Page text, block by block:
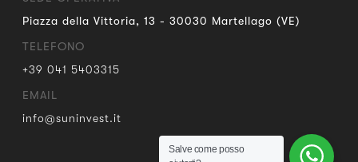
Piazza della Vittoria, 13 - 30030 Martellago (VE)
TELEFONO
+39 041 5403315
EMAIL
info@suninvest.it
Salve come posso